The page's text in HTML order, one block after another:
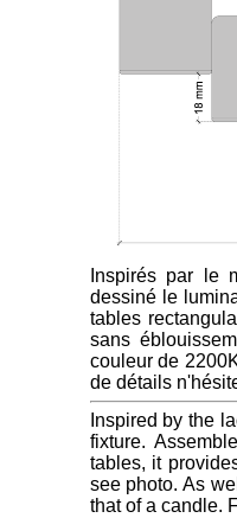
Inspirés par le
dessiné le
tables
sans
couleur de
de détails
Inspired by the
fixture.
tables, it
see photo. As
that of a candle.